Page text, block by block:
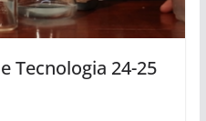
Tecnologia 24-25